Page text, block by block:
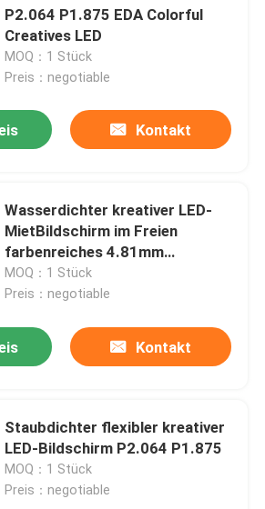
P2.064 P1.875 EDA Colorful
Creatives LED
MOQ：1 Stück
Preis：negotiable
Kontakt
Wasserdichter kreativer LED-
MietBildschirm im Freien
farbenreiches 4.81mm
COLUMBIUM
MOQ：1 Stück
Preis：negotiable
Kontakt
Staubdichter flexibler kreativer
LED-Bildschirm P2.064 P1.875
MOQ：1 Stück
Preis：negotiable